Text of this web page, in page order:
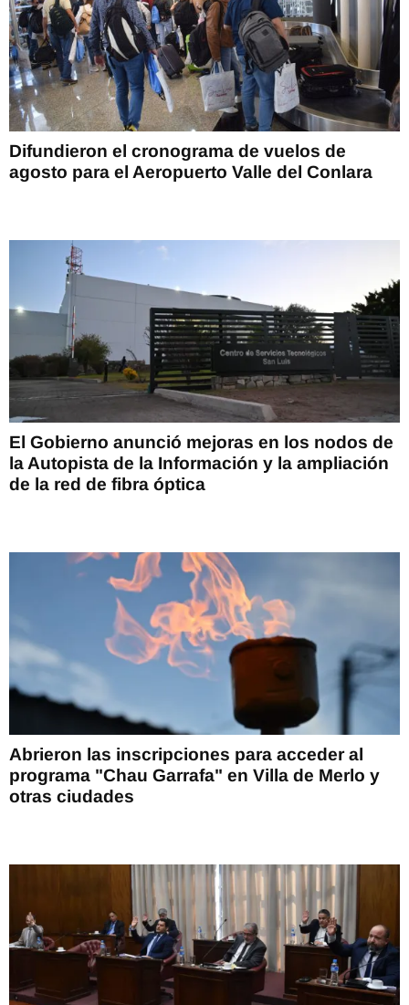
Difundieron el cronograma de vuelos de
agosto para el Aeropuerto Valle del Conlara
El Gobierno anunció mejoras en los nodos de
la Autopista de la Información y la ampliación
de la red de fibra óptica
Abrieron las inscripciones para acceder al
programa "Chau Garrafa" en Villa de Merlo y
otras ciudades